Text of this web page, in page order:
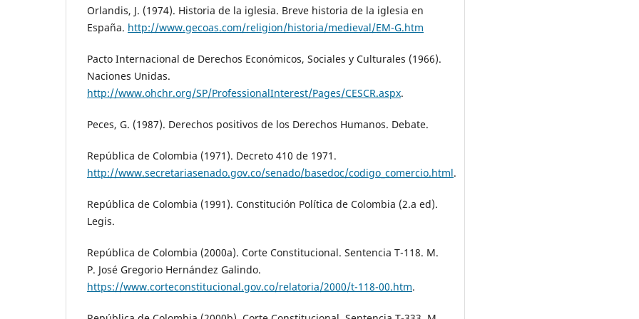
Orlandis, J. (1974). Historia de la iglesia. Breve historia de la iglesia en
España. http://www.gecoas.com/religion/historia/medieval/EM-G.htm
Pacto Internacional de Derechos Económicos, Sociales y Culturales (1966).
Naciones Unidas.
http://www.ohchr.org/SP/ProfessionalInterest/Pages/CESCR.aspx.
Peces, G. (1987). Derechos positivos de los Derechos Humanos. Debate.
República de Colombia (1971). Decreto 410 de 1971.
http://www.secretariasenado.gov.co/senado/basedoc/codigo_comercio.html.
República de Colombia (1991). Constitución Política de Colombia (2.a ed).
Legis.
República de Colombia (2000a). Corte Constitucional. Sentencia T-118. M.
P. José Gregorio Hernández Galindo.
https://www.corteconstitucional.gov.co/relatoria/2000/t-118-00.htm.